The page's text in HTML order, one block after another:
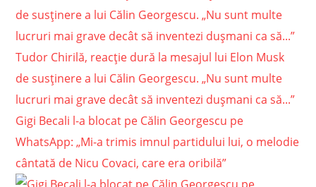
Tudor Chirilă, reacție dură la mesajul lui Elon Musk
de susținere a lui Călin Georgescu. „Nu sunt multe
lucruri mai grave decât să inventezi dușmani ca să...”
Gigi Becali l-a blocat pe Călin Georgescu pe
WhatsApp: „Mi-a trimis imnul partidului lui, o melodie
cântată de Nicu Covaci, care era oribilă”